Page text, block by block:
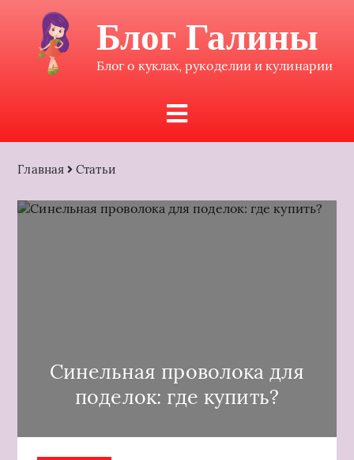
Блог Галины
Блог о куклах, рукоделии и кулинарии
Главная Статьи
Синельная проволока для
поделок: где купить?